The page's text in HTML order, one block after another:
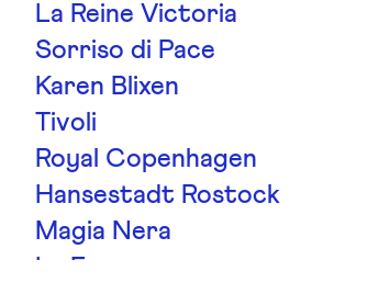
La Reine Victoria
Sorriso di Pace
Karen Blixen
Tivoli
Royal Copenhagen
Hansestadt Rostock
Magia Nera
La France